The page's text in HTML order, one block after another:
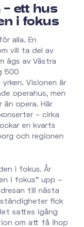
ett hus
i fokus
alla. En
vill ta del av
ägs av Västra
500
Visionen är
operahus, men
än opera. Här
– cirka
en kvarts
och regionen
i fokus. År
i fokus” upp –
till nästa
fick
sattes igång
om att få ihop